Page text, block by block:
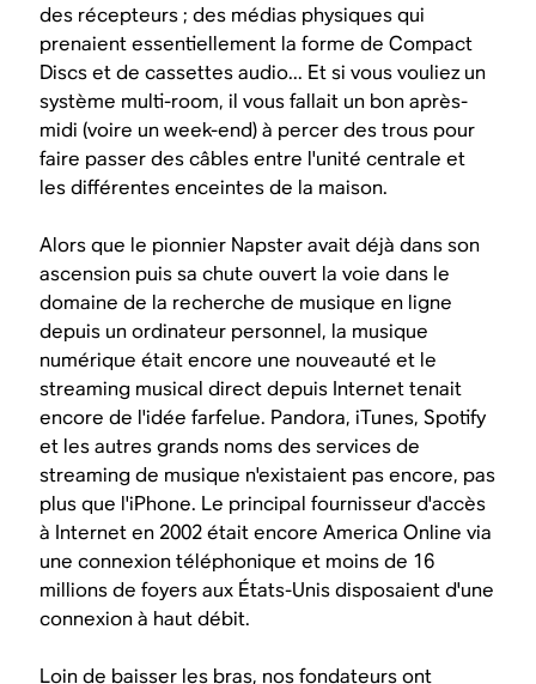
des récepteurs ; des médias physiques qui
prenaient essentiellement la forme de Compact
Discs et de cassettes audio... Et si vous vouliez un
système multi-room, il vous fallait un bon après-
midi (voire un week-end) à percer des trous pour
faire passer des câbles entre l'unité centrale et
les différentes enceintes de la maison.
Alors que le pionnier Napster avait déjà dans son
ascension puis sa chute ouvert la voie dans le
domaine de la recherche de musique en ligne
depuis un ordinateur personnel, la musique
numérique était encore une nouveauté et le
streaming musical direct depuis Internet tenait
encore de l'idée farfelue. Pandora, iTunes, Spotify
et les autres grands noms des services de
streaming de musique n'existaient pas encore, pas
plus que l'iPhone. Le principal fournisseur d'accès
à Internet en 2002 était encore America Online via
une connexion téléphonique et moins de 16
millions de foyers aux États-Unis disposaient d'une
connexion à haut débit.
Loin de baisser les bras, nos fondateurs ont